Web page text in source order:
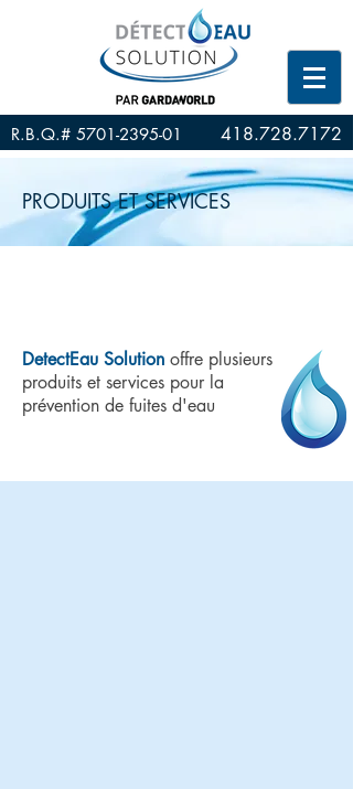
418.728.7172
R.B.Q.# 5701-2395-01
5701-2395-01
PRODUITS ET SERVICES
DetectEau Solution offre plusieurs
produits et services pour la
prévention de fuites d'eau